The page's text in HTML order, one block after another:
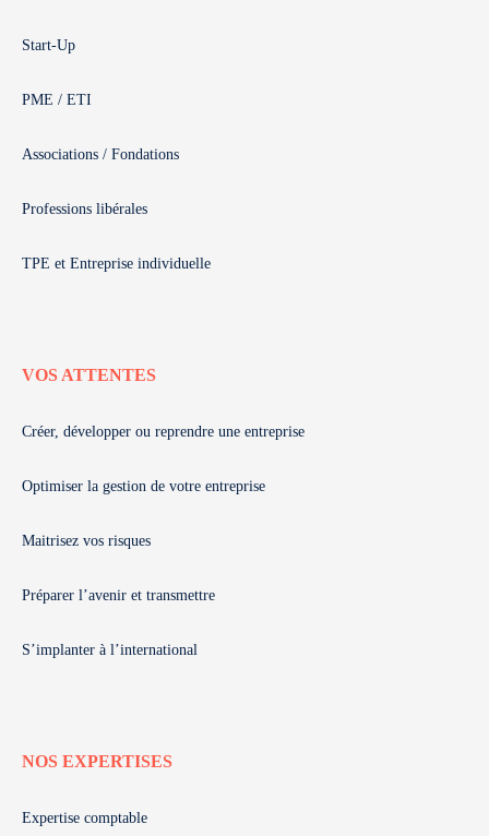
Start-Up
PME / ETI
Associations / Fondations
Professions libérales
TPE et Entreprise individuelle
VOS ATTENTES
Créer, développer ou reprendre une entreprise
Optimiser la gestion de votre entreprise
Maitrisez vos risques
Préparer l’avenir et transmettre
S’implanter à l’international
NOS EXPERTISES
Expertise comptable